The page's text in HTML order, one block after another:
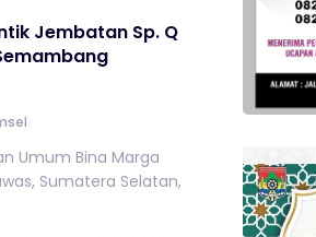
Jembatan Sp. Q
Umum Bina Marga
Sumatera Selatan,